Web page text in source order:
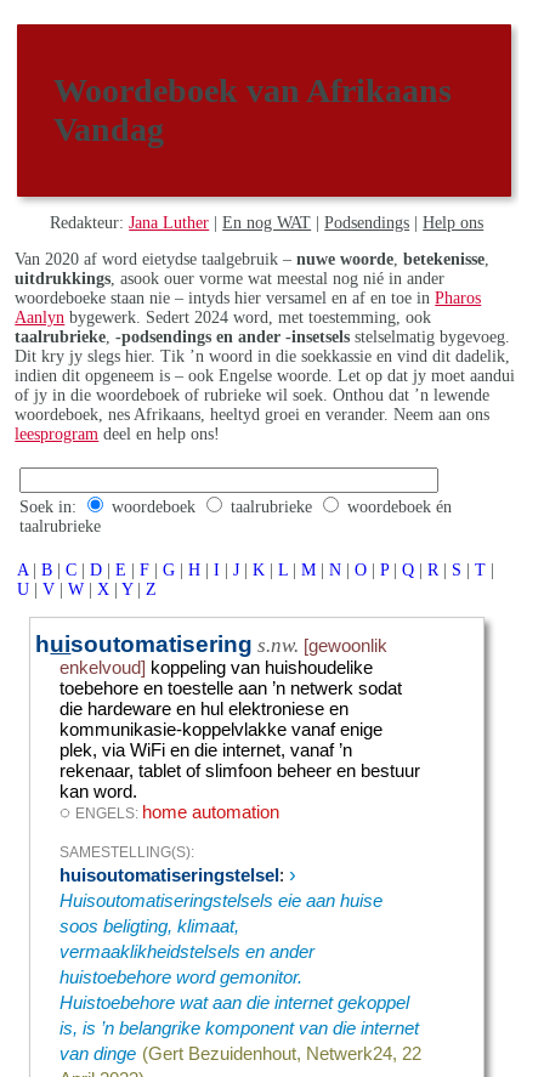
Woordeboek van Afrikaans
Vandag
Redakteur:Jana Luther |En nog WAT |Podsendings |Help ons
Van 2020 af word eietydse taalgebruik –nuwe woorde ,betekenisse
uitdrukkings , asook ouer vorme wat meestal nog nié in ander
woordeboeke staan nie – intyds hier versamel en af en toe inPharos
Aanlyn bygewerk. Sedert 2024 word, met toestemming, ook
taalrubrieke ,-podsendings en ander -insetsels stelselmatig bygevoeg.
Dit kry jy slegs hier. Tik ’n woord in die soekkassie en vind dit dadelik,
indien dit opgeneem is – ook Engelse woorde. Let op dat jy moet aandui
of jy in die woordeboek of rubrieke wil soek. Onthou dat ’n lewende
woordeboek, nes Afrikaans, heeltyd groei en verander. Neem aan ons
leesprogram deel en help ons!
Soek in: woordeboek taalrubrieke
woordeboek én
taalrubrieke
A | B | C | D | E | F | G | H | I | J | K | L | M | N | O | P | Q | R | S | T |
U | V | W | X | Y | Z
huisoutomatisering s.nw. [gewoonlik
enkelvoud] koppeling van huishoudelike
toebehore en toestelle aan ’n netwerk sodat
die hardeware en hul elektroniese en
kommunikasie-koppelvlakke vanaf enige
plek, via WiFi en die internet, vanaf ’n
rekenaar, tablet of slimfoon beheer en bestuur
kan word.
◌ ENGELS: home automation
SAMESTELLING(S):
huisoutomatiseringstelsel:›
Huisoutomatiseringstelsels eie aan huise
soos beligting, klimaat,
vermaaklikheidstelsels en ander
huistoebehore word gemonitor.
Huistoebehore wat aan die internet gekoppel
is, is ’n belangrike komponent van die internet
van dinge (Gert Bezuidenhout, Netwerk24, 22